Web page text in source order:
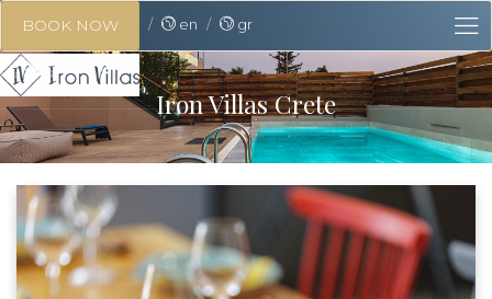
BOOK NOW en gr
Iron Villas Crete